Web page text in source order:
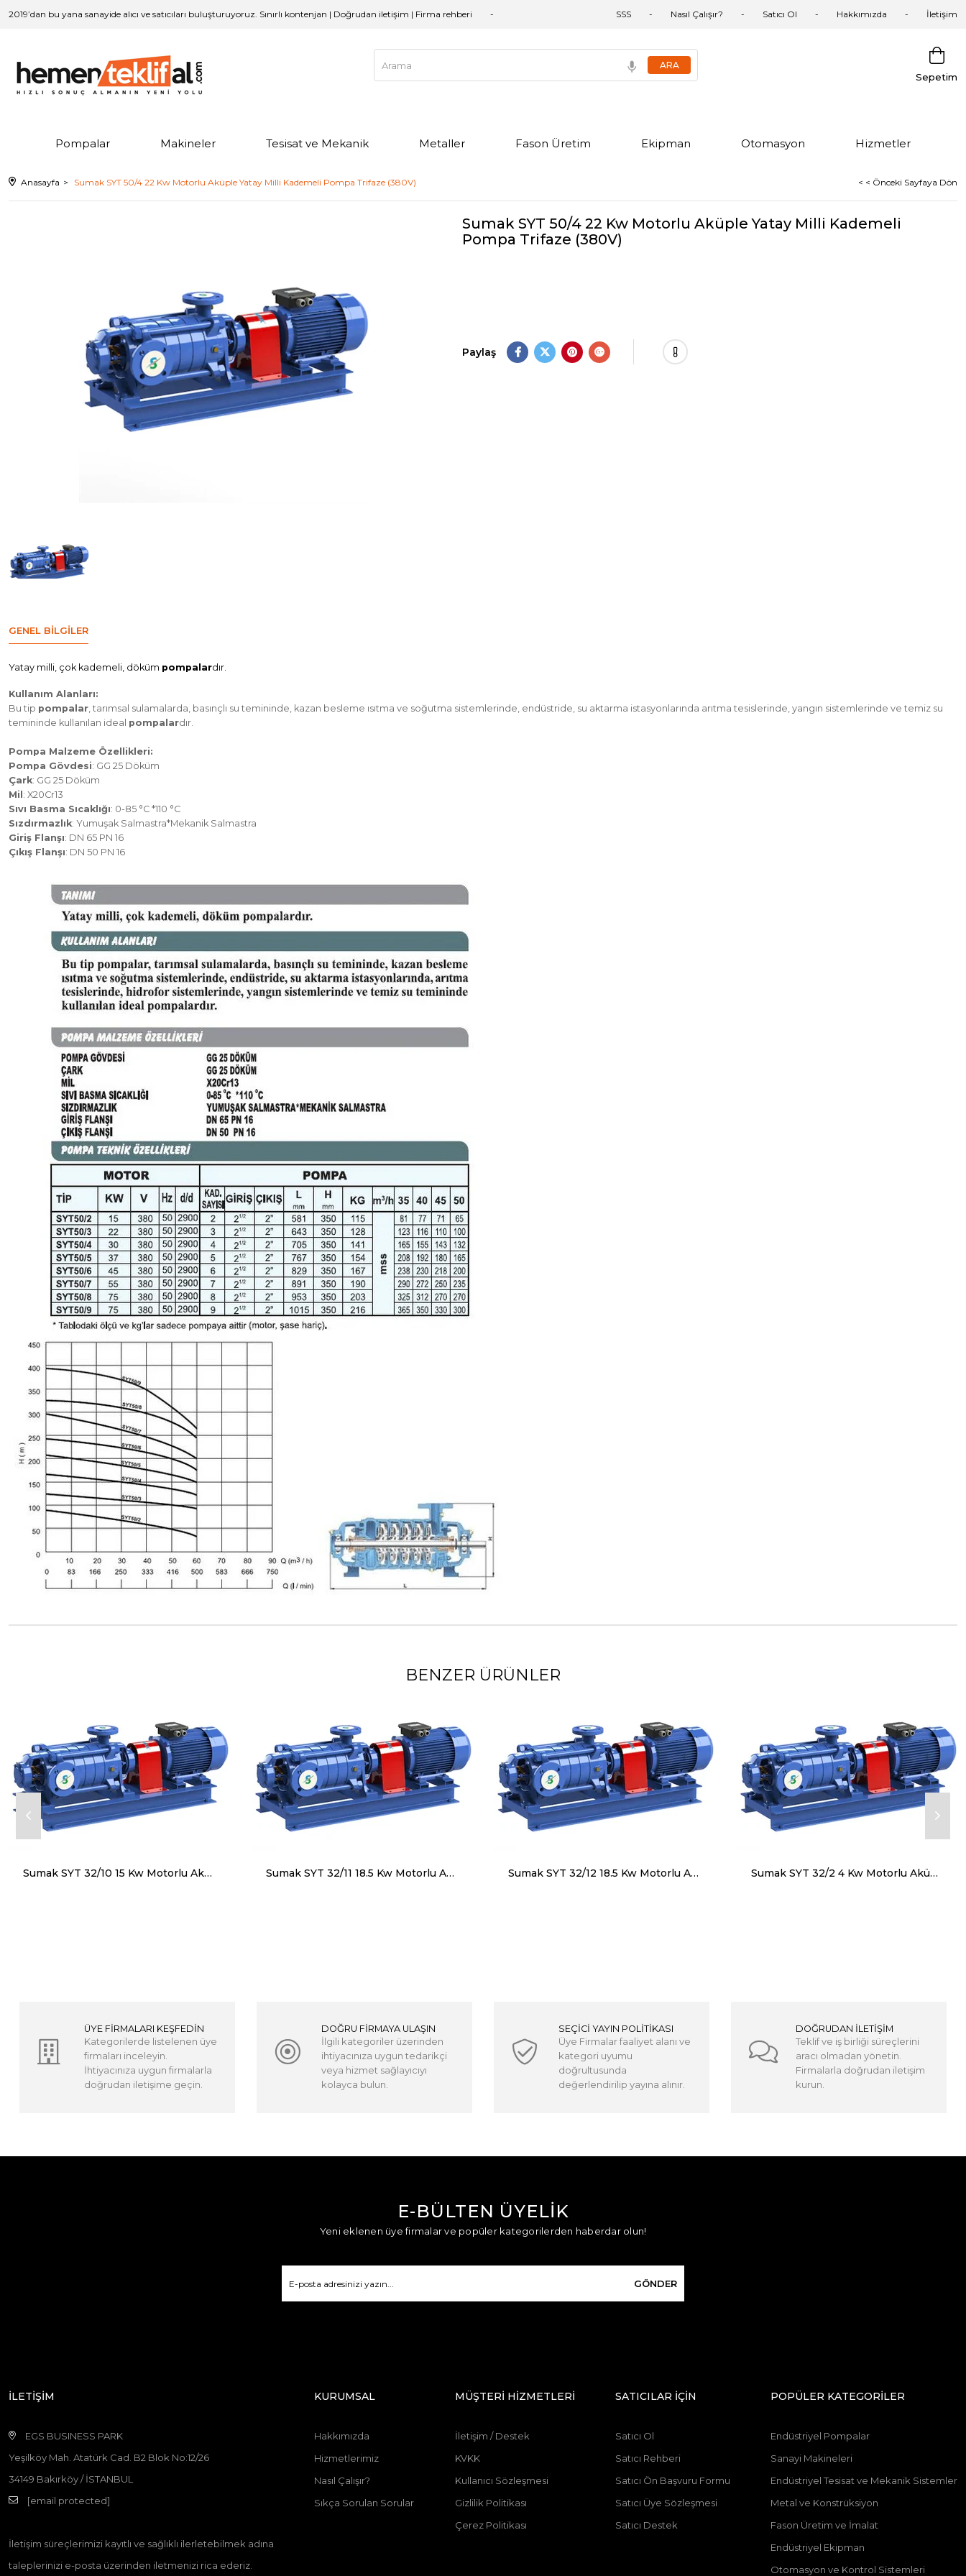
2019’dan bu yana sanayide alıcı ve satıcıları buluşturuyoruz. Sınırlı kontenjan | Doğrudan iletişim | Firma rehberi SSS Nasıl Çalışır? Satıcı Ol Hakkımızda İletişim
Sepetim
Pompalar Makineler Tesisat ve Mekanik Metaller Fason Üretim Ekipman Otomasyon Hizmetler
Anasayfa Sumak SYT 50/4 22 Kw Motorlu Aküple Yatay Milli Kademeli Pompa Trifaze (380V) < < Önceki Sayfaya Dön
Sumak SYT 50/4 22 Kw Motorlu Aküple Yatay Milli Kademeli
Pompa Trifaze (380V)
Paylaş
GENEL BILGILER
Yatay milli, çok kademeli, döküm pompalardır.
Kullanım Alanları:
Bu tip pompalar, tarımsal sulamalarda, basınçlı su temininde, kazan besleme ısıtma ve soğutma sistemlerinde, endüstride, su aktarma istasyonlarında arıtma tesislerinde, yangın sistemlerinde ve temiz su
temininde kullanılan ideal pompalardır.
Pompa Malzeme Özellikleri:
Pompa Gövdesi: GG 25 Döküm
Çark: GG 25 Döküm
Mil : X20Cr13
Sıvı Basma Sıcaklığı: 0-85 °C *110 °C
Sızdırmazlık: Yumuşak Salmastra*Mekanik Salmastra
Giriş Flanşı: DN 65 PN 16
Çıkış Flanşı: DN 50 PN 16
BENZER ÜRÜNLER
Sumak SYT 32/10 15 Kw Motorlu Aküple Yatay Milli Kademeli Pompa Trifaze (380V) Sumak SYT 32/11 18.5 Kw Motorlu Aküple Yatay Milli Kademeli Pompa Trifaze (380V) Sumak SYT 32/12 18.5 Kw Motorlu Aküple Yatay Milli Kademeli Pompa Trifaze (380V) Sumak SYT 32/2 4 Kw Motorlu Aküple Yatay Milli Kademeli Pompa Trifaze (380V)
ÜYE FİRMALARI KEŞFEDİN
Kategorilerde listelenen üye
firmaları inceleyin.
İhtiyacınıza uygun firmalarla
doğrudan iletişime geçin.
DOĞRU FİRMAYA ULAŞIN
İlgili kategoriler üzerinden
ihtiyacınıza uygun tedarikçi
veya hizmet sağlayıcıyı
kolayca bulun.
SEÇİCİ YAYIN POLİTİKASI
Üye Firmalar faaliyet alanı ve
kategori uyumu
doğrultusunda
değerlendirilip yayına alınır.
DOĞRUDAN İLETİŞİM
Teklif ve iş birliği süreçlerini
aracı olmadan yönetin.
Firmalarla doğrudan iletişim
kurun.
E-BÜLTEN ÜYELİK
Yeni eklenen üye firmalar ve popüler kategorilerden haberdar olun!
GÖNDER
İLETİŞİM
EGS BUSINESS PARK
Yeşilköy Mah. Atatürk Cad. B2 Blok No:12/26
34149 Bakırköy / İSTANBUL
[email protected]
İletişim süreçlerimizi kayıtlı ve sağlıklı ilerletebilmek adına
taleplerinizi e-posta üzerinden iletmenizi rica ederiz.
KURUMSAL
Hakkımızda
Hizmetlerimiz
Nasıl Çalışır?
Sıkça Sorulan Sorular
MÜŞTERİ HİZMETLERİ
İletişim / Destek
KVKK
Kullanıcı Sözleşmesi
Gizlilik Politikası
Çerez Politikası
SATICILAR İÇİN
Satıcı Ol
Satıcı Rehberi
Satıcı Ön Başvuru Formu
Satıcı Üye Sözleşmesi
Satıcı Destek
POPÜLER KATEGORİLER
Endüstriyel Pompalar
Sanayi Makineleri
Endüstriyel Tesisat ve Mekanik Sistemler
Metal ve Konstrüksiyon
Fason Üretim ve İmalat
Endüstriyel Ekipman
Otomasyon ve Kontrol Sistemleri